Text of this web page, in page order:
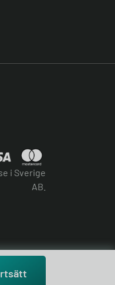
i Sverige
AB.